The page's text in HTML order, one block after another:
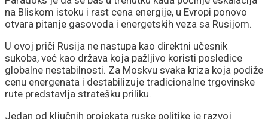
na Bliskom istoku i rast cena energije, u Evropi ponovo
otvara pitanje gasovoda i energetskih veza sa Rusijom.
U ovoj priči Rusija ne nastupa kao direktni učesnik
sukoba, već kao država koja pažljivo koristi posledice
globalne nestabilnosti. Za Moskvu svaka kriza koja podiže
cenu energenata i destabilizuje tradicionalne trgovinske
rute predstavlja stratešku priliku.
Jedan od ključnih projekata ruske politike je razvoj